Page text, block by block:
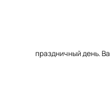
праздничный день.